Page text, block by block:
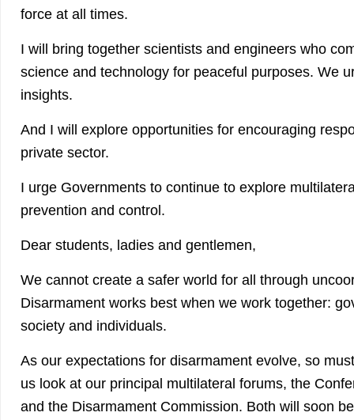
force at all times.
I will bring together scientists and engineers who
science and technology for peaceful purposes. We
insights.
And I will explore opportunities for encouraging
private sector.
I urge Governments to continue to explore
prevention and control.
Dear students, ladies and gentlemen,
We cannot create a safer world for all through
Disarmament works best when we work together:
society and individuals.
As our expectations for disarmament evolve, so
us look at our principal multilateral forums, the
and the Disarmament Commission. Both will soon